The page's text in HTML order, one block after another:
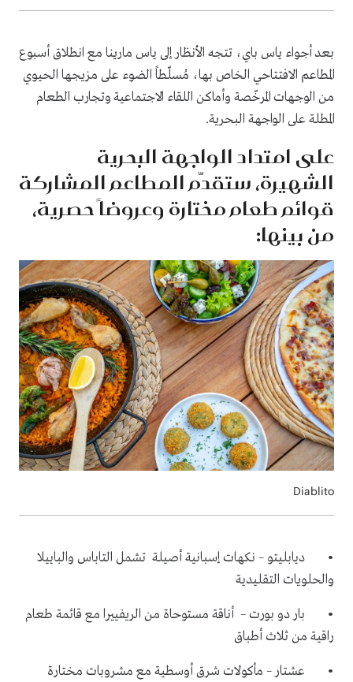
بعد أجواء ياس باي، تتجه الأنظار إلى ياس مارينا مع انطلاق أسبوع
المطاعم الافتتاحي الخاص بها، مُسلّطاً الضوء على مزيجها الحيوي
من الوجهات المرخّصة وأماكن اللقاء الاجتماعية وتجارب الطعام
المطلة على الواجهة البحرية.
على امتداد الواجهة البحرية
الشهيرة، ستقدّم المطاعم المشاركة
قوائم طعام مختارة وعروضاً حصرية،
من بينها:
Diablito
• ديابليتو – نكهات إسبانية أصيلة تشمل التاباس والباييلا
والحلويات التقليدية
• بار دو بورت – أناقة مستوحاة من الريفييرا مع قائمة طعام
راقية من ثلاث أطباق
• عشتار – مأكولات شرق أوسطية مع مشروبات مختارة